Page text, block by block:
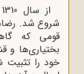
شروع شد.
قومی که
بختیاری‌ها و
خود را